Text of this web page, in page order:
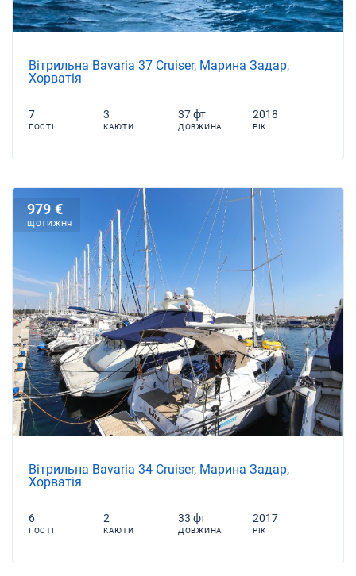
Вітрильна Bavaria 37 Cruiser, Марина Задар,
Хорватія
7
ГОСТІ
3
КАЮТИ
37 фт
ДОВЖИНА
2018
РІК
979 €
ЩОТИЖНЯ
Вітрильна Bavaria 34 Cruiser, Марина Задар,
Хорватія
6
ГОСТІ
2
КАЮТИ
33 фт
ДОВЖИНА
2017
РІК